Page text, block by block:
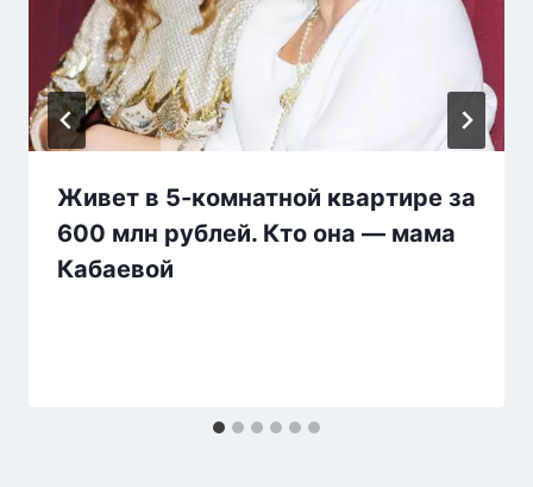
Живет в 5-комнатной квартире за
600 млн рублей. Кто она — мама
Кабаевой